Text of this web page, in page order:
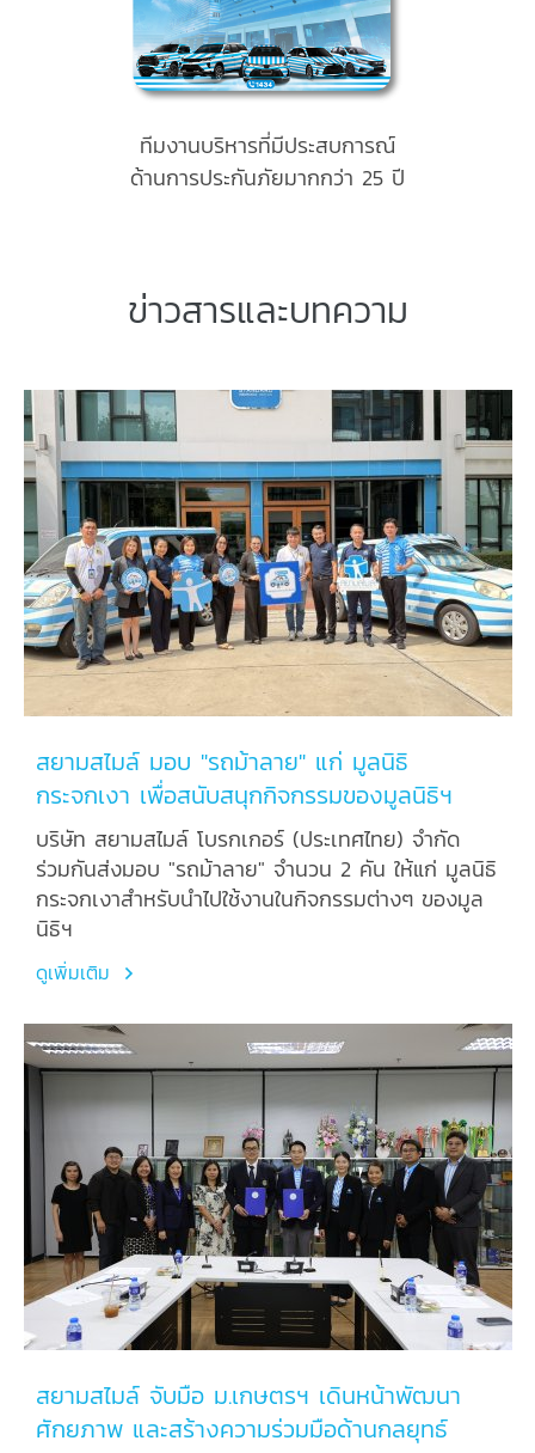
ทีมงานบริหารที่มีประสบการณ์
ด้านการประกันภัยมากกว่า 25 ปี
ข่าวสารและบทความ
สยามสไมล์ มอบ "รถม้าลาย" แก่ มูลนิธิ
กระจกเงา เพื่อสนับสนุกกิจกรรมของมูลนิธิฯ
บริษัท สยามสไมล์ โบรกเกอร์ (ประเทศไทย) จำกัด
ร่วมกันส่งมอบ "รถม้าลาย" จำนวน 2 คัน ให้แก่ มูลนิธิ
กระจกเงาสำหรับนำไปใช้งานในกิจกรรมต่างๆ ของมูล
นิธิฯ
ดูเพิ่มเติม
สยามสไมล์ จับมือ ม.เกษตรฯ เดินหน้าพัฒนา
ศักยภาพ และสร้างความร่วมมือด้านกลยุทธ์